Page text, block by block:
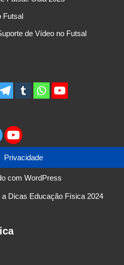
Futsal
de Vídeo no Futsal
Privacidade
com WordPress
Dicas Educação Física 2024